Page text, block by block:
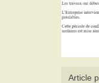
Article